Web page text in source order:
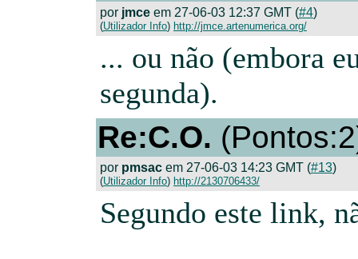
por jmce em 27-06-03 12:37 GMT (#4)
(Utilizador Info) http://jmce.artenumerica.org/
... ou não (embora
segunda).
Re:C.O.
por pmsac em 27-06-03 14:23 GMT (#13)
(Utilizador Info) http://2130706433/
Segundo este link,